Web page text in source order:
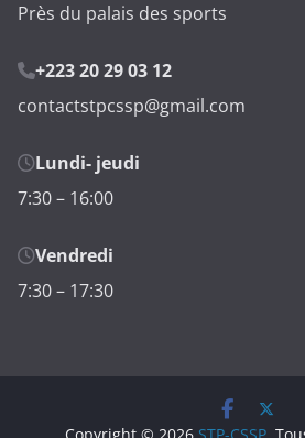
Près du palais des sports
+223 20 29 03 12
contactstpcssp@gmail.com
Lundi- jeudi
7:30 – 16:00
Vendredi
7:30 – 17:30